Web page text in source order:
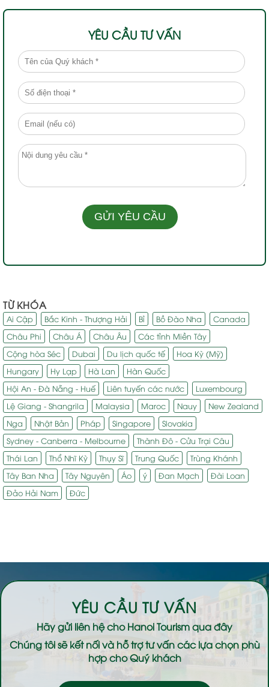
YÊU CẦU TƯ VẤN
TỪ KHÓA
Ai Cập Bắc Kinh - Thượng Hải Bỉ Bồ Đào Nha
Canada
Châu Phi
Châu Á Châu Âu
Các tỉnh Miền Tây
Cộng hòa Séc
Dubai Du lịch quốc tế
Hoa Kỳ (Mỹ)
Hungary
Hy Lạp Hà Lan
Hàn Quốc
Hội An - Đà Nẵng - Huế
Liên tuyến các nước
Luxembourg
Lệ Giang - Shangrila
Malaysia Maroc Nauy
New Zealand
Nga
Nhật Bản Pháp Singapore
Slovakia
Sydney - Canberra - Melbourne
Thành Đô - Cửu Trại Câu
Thái Lan
Thổ Nhĩ Kỳ Thụy Sĩ Trung Quốc
Trùng Khánh
Tây Ban Nha
Tây Nguyên Áo ý Đan Mạch
Đài Loan
Đảo Hải Nam
Đức
YÊU CẦU TƯ VẤN
Hãy gửi liên hệ choHanoi Tourismqua đây
Chúng tôi sẽ kết nối và hỗ trợ tư vấn các lựa chọn phù
hợp cho Quý khách